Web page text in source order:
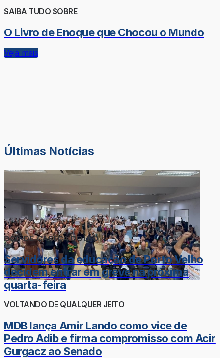
SAIBA TUDO SOBRE
O Livro de Enoque que Chocou o Mundo
Veja mais
Últimas Notícias
DOR-DE-CABEÇA DO LÉO
Servidores da educação de Porto Velho
decidem entrar em greve na próxima
quarta-feira
VOLTANDO DE QUALQUER JEITO
MDB lança Amir Lando como vice de
Pedro Adib e firma compromisso com Acir
Gurgacz ao Senado